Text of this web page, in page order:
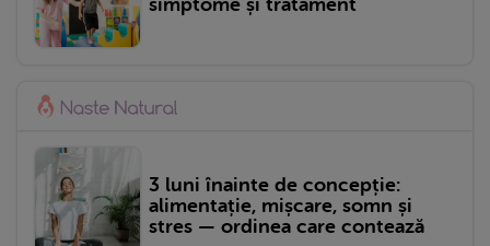
3 luni înainte de concepție:
alimentație, mișcare, somn și
stres — ordinea care contează